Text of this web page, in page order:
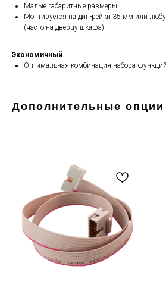
Малые габаритные размеры
Монтируется на дин-рейки 35 мм или
(часто на дверцу шкафа)
Экономичный
Оптимальная комбинация набора
Дополнительные опции